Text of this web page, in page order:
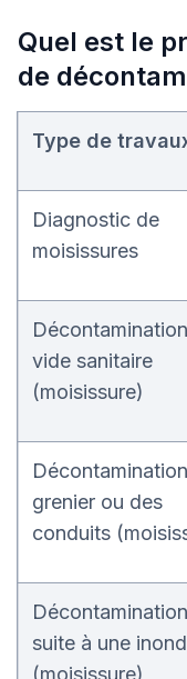
Quel est le
de
Type de
Diagnostic de
moisissures
Décontamination
vide sanitaire
(moisissure)
grenier ou des
conduits
Décontamination
suite à une
(moisissure)